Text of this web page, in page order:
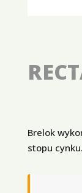
Brelok
stopu cynku.